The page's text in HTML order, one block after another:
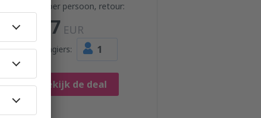
Prijs per persoon, retour:
177 EUR
Passagiers: 1
Bekijk de deal